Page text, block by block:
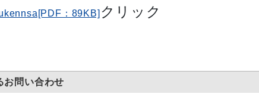
：89KB] クリック
お問い合わせ